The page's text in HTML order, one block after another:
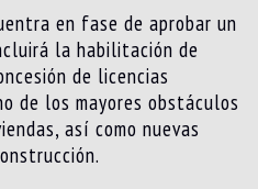
en fase de aprobar un
la habilitación de
de licencias
de los mayores obstáculos
así como nuevas